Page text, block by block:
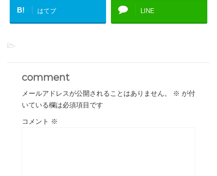
B! はてブ LINE
-
comment
メールアドレスが公開されることはありません。 ※ が付
いている欄は必須項目です
コメント ※